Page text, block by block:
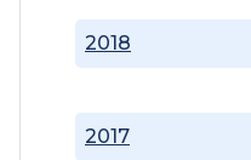
2017
2018